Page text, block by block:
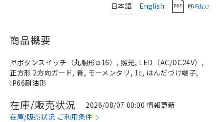
日本語 English PDF出力
商品概要
押ボタンスイッチ（丸胴形φ16）, 照光, LED（AC/DC24V）,
正方形 2方向ガード, 青, モーメンタリ, 1c, はんだづけ端子,
IP66耐油形
在庫/販売状況
2026/08/07 00:00 情報更新
在庫/販売状況 ご利用条件